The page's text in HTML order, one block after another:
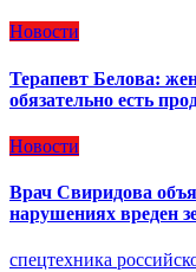
Новости
Терапевт Белова:
обязательно есть
Новости
Врач Свиридова
нарушениях вреден
спецтехника